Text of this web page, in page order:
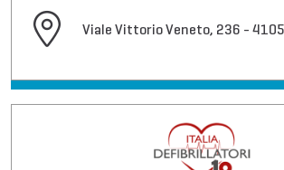
Viale Vittorio Veneto, 236 -